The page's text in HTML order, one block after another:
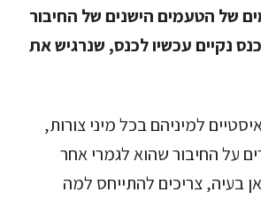
של הטעמים הישנים של החיבור
נקיים עכשיו לכנס, שנרגיש את
למיניהם בכל מיני צורות,
על החיבור שהוא לגמרי אחר
בעיה, צריכים להתייחס למה